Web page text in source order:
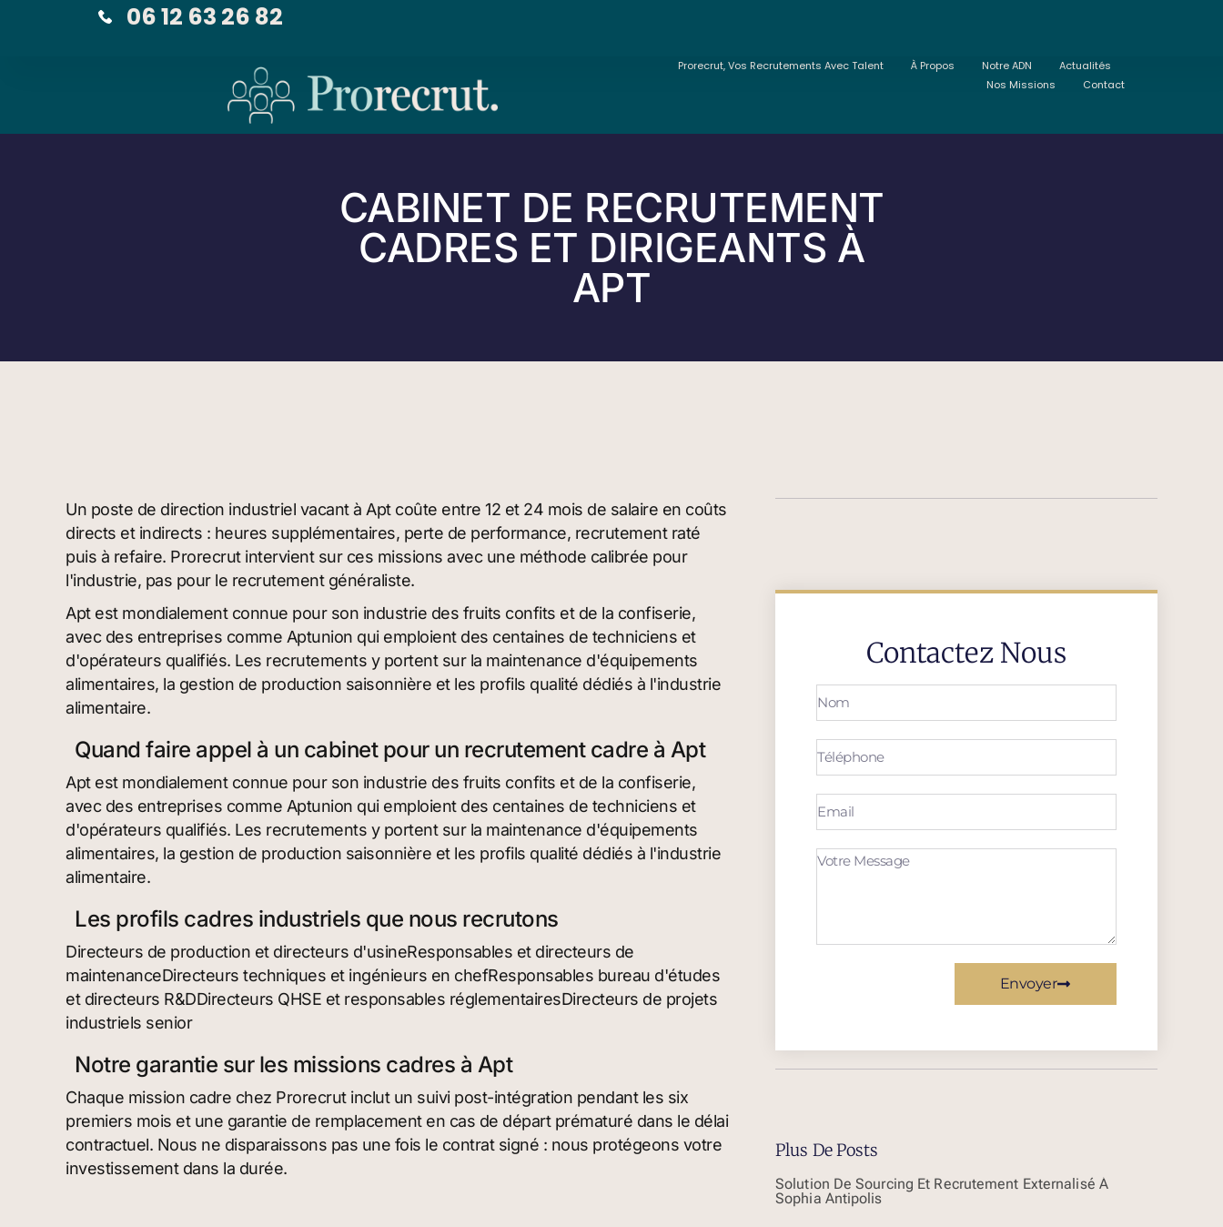
06 12 63 26 82
Prorecrut, Vos Recrutements Avec Talent À Propos Notre ADN
Actualités
Nos Missions
Contact
CABINET DE RECRUTEMENT
CADRES ET DIRIGEANTS À
APT
Un poste de direction industriel vacant à Apt coûte entre 12 et 24 mois de salaire en coûts
directs et indirects : heures supplémentaires, perte de performance, recrutement raté
puis à refaire. Prorecrut intervient sur ces missions avec une méthode calibrée pour
l'industrie, pas pour le recrutement généraliste.
Apt est mondialement connue pour son industrie des fruits confits et de la confiserie,
avec des entreprises comme Aptunion qui emploient des centaines de techniciens et
d'opérateurs qualifiés. Les recrutements y portent sur la maintenance d'équipements
alimentaires, la gestion de production saisonnière et les profils qualité dédiés à l'industrie
alimentaire.
Quand faire appel à un cabinet pour un recrutement cadre à Apt
Apt est mondialement connue pour son industrie des fruits confits et de la confiserie,
avec des entreprises comme Aptunion qui emploient des centaines de techniciens et
d'opérateurs qualifiés. Les recrutements y portent sur la maintenance d'équipements
alimentaires, la gestion de production saisonnière et les profils qualité dédiés à l'industrie
alimentaire.
Les profils cadres industriels que nous recrutons
Directeurs de production et directeurs d'usineResponsables et directeurs de
maintenanceDirecteurs techniques et ingénieurs en chefResponsables bureau d'études
et directeurs R&DDirecteurs QHSE et responsables réglementairesDirecteurs de projets
industriels senior
Notre garantie sur les missions cadres à Apt
Chaque mission cadre chez Prorecrut inclut un suivi post-intégration pendant les six
premiers mois et une garantie de remplacement en cas de départ prématuré dans le délai
contractuel. Nous ne disparaissons pas une fois le contrat signé : nous protégeons votre
investissement dans la durée.
Contactez Nous
Envoyer
Plus De Posts
Solution De Sourcing Et Recrutement Externalisé À
Sophia Antipolis